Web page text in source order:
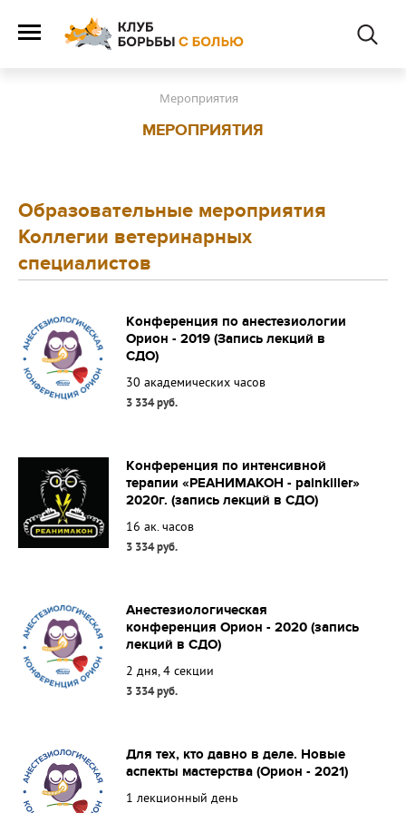
Мероприятия
МЕРОПРИЯТИЯ
Образовательные мероприятия
Коллегии ветеринарных
специалистов
Конференция по анестезиологии
Орион - 2019 (Запись лекций в
СДО)
30 академических часов
3 334 руб.
Конференция по интенсивной
терапии «РЕАНИМАКОН - painkiller»
2020г. (запись лекций в СДО)
16 ак. часов
3 334 руб.
Анестезиологическая
конференция Орион - 2020 (запись
лекций в СДО)
2 дня, 4 секции
3 334 руб.
Для тех, кто давно в деле. Новые
аспекты мастерства (Орион - 2021)
1 лекционный день